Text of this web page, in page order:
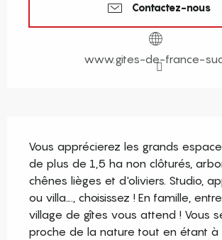
Contactez-nous
www.gites-de-france-
Vous apprécierez les grands
de plus de 1,5 ha non clôturés,
chênes lièges et d'oliviers. Studio,
ou villa…., choisissez ! En famille,
village de gîtes vous attend ! Vous
proche de la nature tout en étant à